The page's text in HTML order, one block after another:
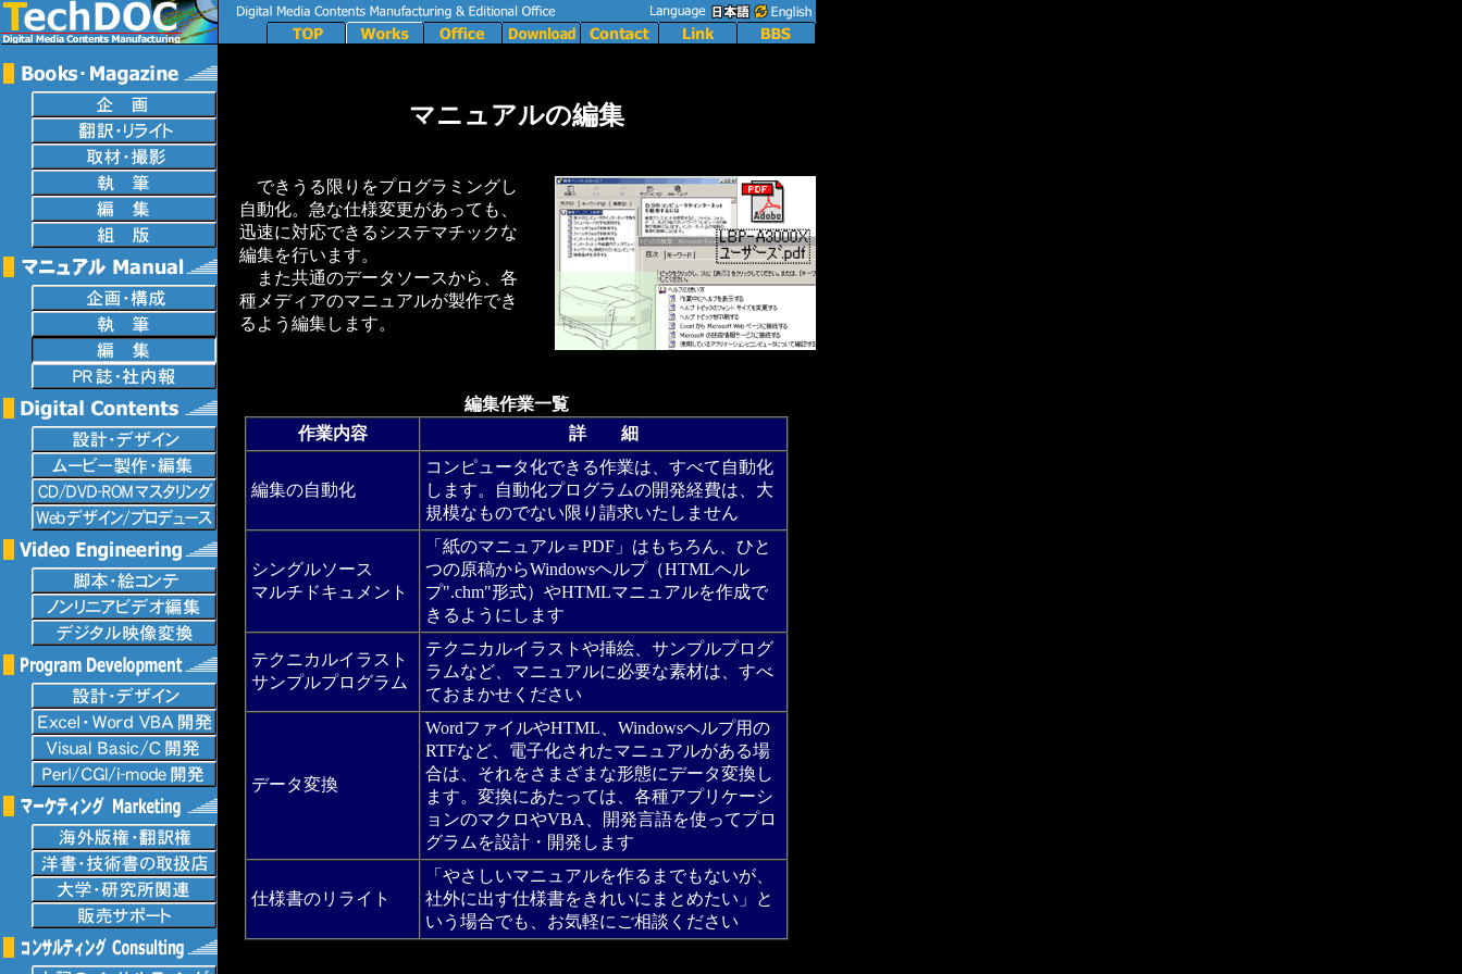
マニュアルの編集
できうる限りをプログラミングし
自動化。急な仕様変更があっても、
迅速に対応できるシステマチックな
編集を行います。
また共通のデータソースから、各
種メディアのマニュアルが製作でき
るよう編集します。
編集作業一覧
作業内容
詳 細
編集の自動化
コンピュータ化できる作業は、すべて自動化
します。自動化プログラムの開発経費は、大
規模なものでない限り請求いたしません
シングルソース
マルチドキュメント
「紙のマニュアル＝PDF」はもちろん、ひと
つの原稿からWindowsヘルプ（HTMLヘル
プ".chm"形式）やHTMLマニュアルを作成で
きるようにします
テクニカルイラスト
サンプルプログラム
テクニカルイラストや挿絵、サンプルプログ
ラムなど、マニュアルに必要な素材は、すべ
ておまかせください
データ変換
WordファイルやHTML、Windowsヘルプ用の
RTFなど、電子化されたマニュアルがある場
合は、それをさまざまな形態にデータ変換し
ます。変換にあたっては、各種アプリケーシ
ョンのマクロやVBA、開発言語を使ってプロ
グラムを設計・開発します
仕様書のリライト
「やさしいマニュアルを作るまでもないが、
社外に出す仕様書をきれいにまとめたい」と
いう場合でも、お気軽にご相談ください